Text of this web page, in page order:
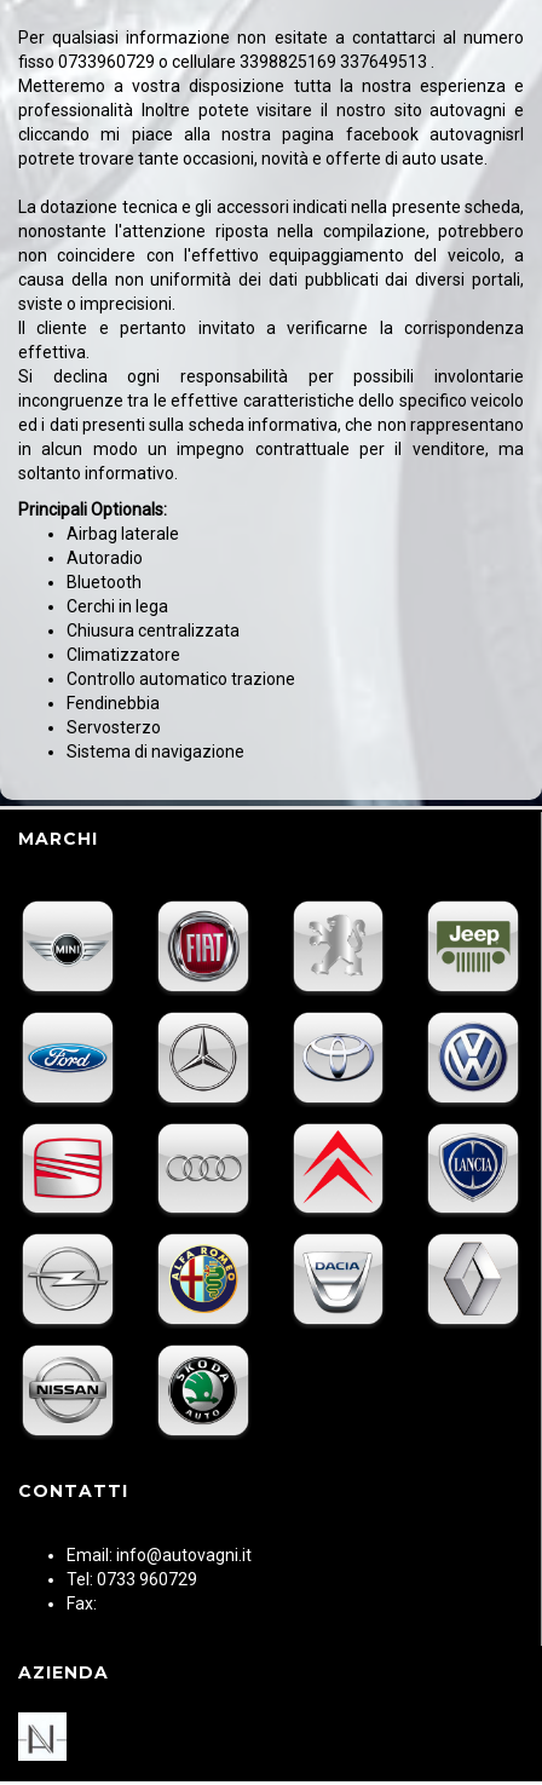
Per qualsiasi informazione non esitate a contattarci al numero
fisso 0733960729 o cellulare 3398825169 337649513 .
Metteremo a vostra disposizione tutta la nostra esperienza e
professionalità Inoltre potete visitare il nostro sito autovagni e
cliccando mi piace alla nostra pagina facebook autovagnisrl
potrete trovare tante occasioni, novità e offerte di auto usate.
La dotazione tecnica e gli accessori indicati nella presente scheda,
nonostante l'attenzione riposta nella compilazione, potrebbero
non coincidere con l'effettivo equipaggiamento del veicolo, a
causa della non uniformità dei dati pubblicati dai diversi portali,
sviste o imprecisioni.
Il cliente e pertanto invitato a verificarne la corrispondenza
effettiva.
Si declina ogni responsabilità per possibili involontarie
incongruenze tra le effettive caratteristiche dello specifico veicolo
ed i dati presenti sulla scheda informativa, che non rappresentano
in alcun modo un impegno contrattuale per il venditore, ma
soltanto informativo.
Principali Optionals:
Airbag laterale
Autoradio
Bluetooth
Cerchi in lega
Chiusura centralizzata
Climatizzatore
Controllo automatico trazione
Fendinebbia
Servosterzo
Sistema di navigazione
MARCHI
CONTATTI
Email: info@autovagni.it
Tel: 0733 960729
Fax:
AZIENDA